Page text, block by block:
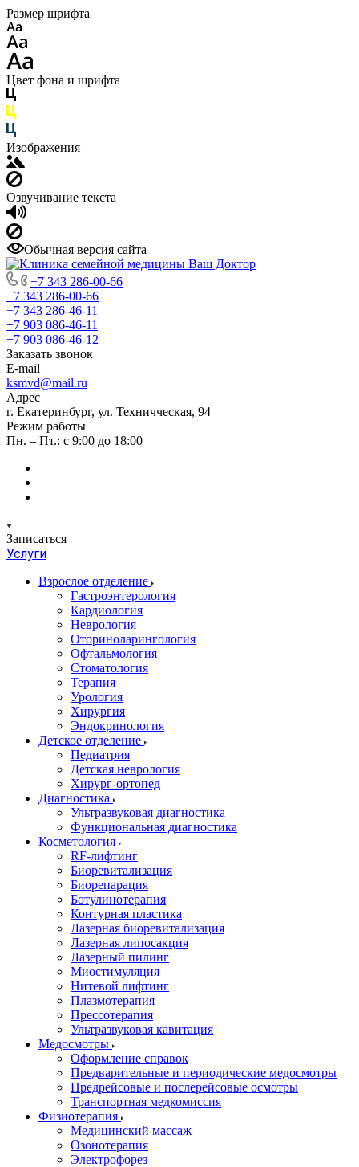
Размер шрифта
Цвет фона и шрифта
Изображения
Озвучивание текста
Обычная версия сайта
+7 343 286-00-66
+7 343 286-00-66
+7 343 286-46-11
+7 903 086-46-11
+7 903 086-46-12
Заказать звонок
E-mail
ksmvd@mail.ru
Адрес
г. Екатеринбург, ул. Техничческая, 94
Режим работы
Пн. – Пт.: с 9:00 до 18:00
Записаться
Услуги
Взрослое отделение
Гастроэнтерология
Кардиология
Неврология
Оториноларингология
Офтальмология
Стоматология
Терапия
Урология
Хирургия
Эндокринология
Детское отделение
Педиатрия
Детская неврология
Хирург-ортопед
Диагностика
Ультразвуковая диагностика
Функциональная диагностика
Косметология
RF-лифтинг
Биоревитализация
Биорепарация
Ботулинотерапия
Контурная пластика
Лазерная биоревитализация
Лазерная липосакция
Лазерный пилинг
Миостимуляция
Нитевой лифтинг
Плазмотерапия
Прессотерапия
Ультразвуковая кавитация
Медосмотры
Оформление справок
Предварительные и периодические медосмотры
Предрейсовые и послерейсовые осмотры
Транспортная медкомиссия
Физиотерапия
Медицинский массаж
Озонотерапия
Электрофорез